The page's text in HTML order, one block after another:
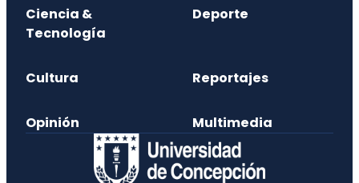
Ciencia &
Tecnología
Deporte
Cultura Reportajes
Opinión Multimedia